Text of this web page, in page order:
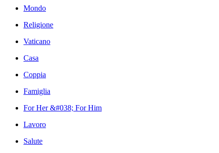
Mondo
Religione
Vaticano
Casa
Coppia
Famiglia
For Her &#038; For Him
Lavoro
Salute